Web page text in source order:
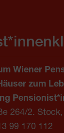
Wiener
zum
264/2. Stock,
99 170 112